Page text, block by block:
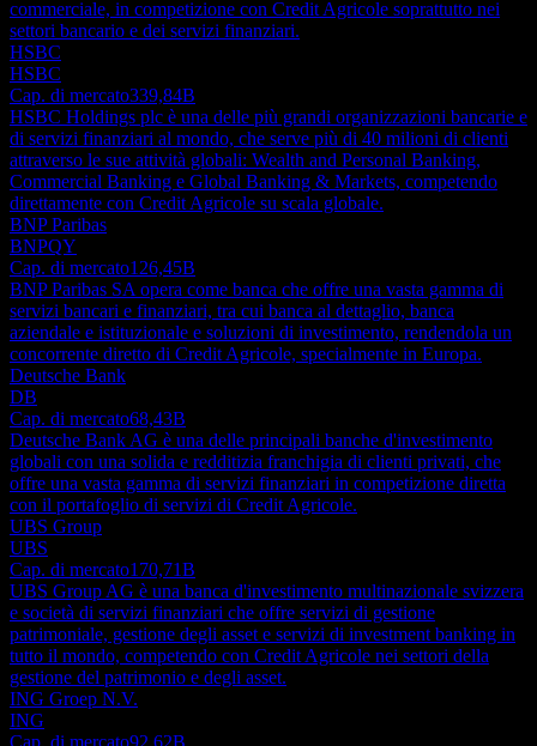
commerciale, in competizione con Credit Agricole soprattutto nei
settori bancario e dei servizi finanziari.
HSBC
HSBC
Cap. di mercato339,84B
HSBC Holdings plc è una delle più grandi organizzazioni bancarie e
di servizi finanziari al mondo, che serve più di 40 milioni di clienti
attraverso le sue attività globali: Wealth and Personal Banking,
Commercial Banking e Global Banking & Markets, competendo
direttamente con Credit Agricole su scala globale.
BNP Paribas
BNPQY
Cap. di mercato126,45B
BNP Paribas SA opera come banca che offre una vasta gamma di
servizi bancari e finanziari, tra cui banca al dettaglio, banca
aziendale e istituzionale e soluzioni di investimento, rendendola un
concorrente diretto di Credit Agricole, specialmente in Europa.
Deutsche Bank
DB
Cap. di mercato68,43B
Deutsche Bank AG è una delle principali banche d'investimento
globali con una solida e redditizia franchigia di clienti privati, che
offre una vasta gamma di servizi finanziari in competizione diretta
con il portafoglio di servizi di Credit Agricole.
UBS Group
UBS
Cap. di mercato170,71B
UBS Group AG è una banca d'investimento multinazionale svizzera
e società di servizi finanziari che offre servizi di gestione
patrimoniale, gestione degli asset e servizi di investment banking in
tutto il mondo, competendo con Credit Agricole nei settori della
gestione del patrimonio e degli asset.
ING Groep N.V.
ING
Cap. di mercato92,62B